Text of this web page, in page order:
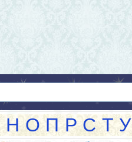
Н О П Р С Т У